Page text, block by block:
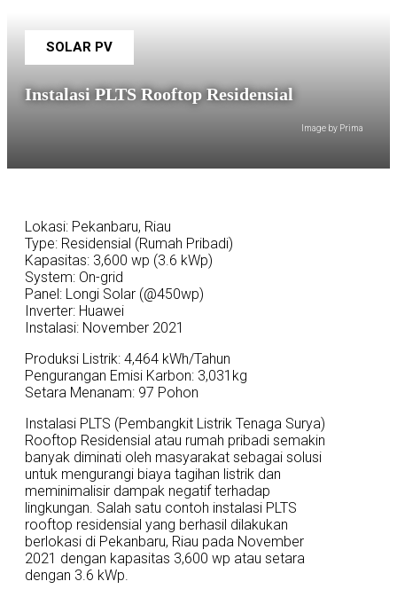
SOLAR PV
Instalasi PLTS Rooftop Residensial
Image by Prima
Lokasi: Pekanbaru, Riau
Type: Residensial (Rumah Pribadi)
Kapasitas: 3,600 wp (3.6 kWp)
System: On-grid
Panel: Longi Solar (@450wp)
Inverter: Huawei
Instalasi: November 2021
Produksi Listrik: 4,464 kWh/Tahun
Pengurangan Emisi Karbon: 3,031kg
Setara Menanam: 97 Pohon
Instalasi PLTS (Pembangkit Listrik Tenaga Surya)
Rooftop Residensial atau rumah pribadi semakin
banyak diminati oleh masyarakat sebagai solusi
untuk mengurangi biaya tagihan listrik dan
meminimalisir dampak negatif terhadap
lingkungan. Salah satu contoh instalasi PLTS
rooftop residensial yang berhasil dilakukan
berlokasi di Pekanbaru, Riau pada November
2021 dengan kapasitas 3,600 wp atau setara
dengan 3.6 kWp.